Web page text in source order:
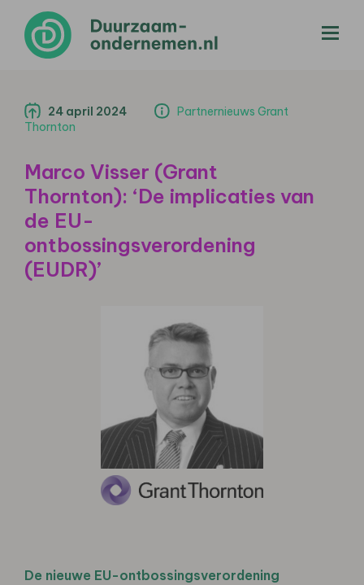
24 april 2024
Partnernieuws Grant
Thornton
Marco Visser (Grant
Thornton): ‘De implicaties van
de EU-
ontbossingsverordening
(EUDR)’
De nieuwe EU-ontbossingsverordening